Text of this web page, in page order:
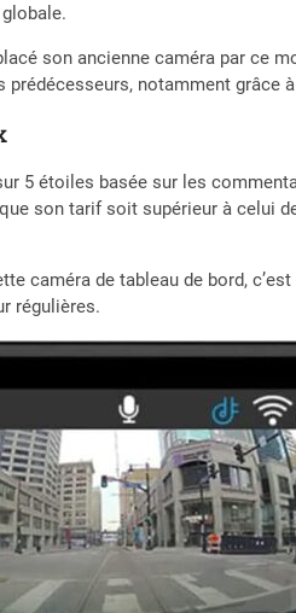
globale.
son ancienne caméra par ce
prédécesseurs, notamment
5 étoiles basée sur les
son tarif soit supérieur à celui
caméra de tableau de bord,
régulières.